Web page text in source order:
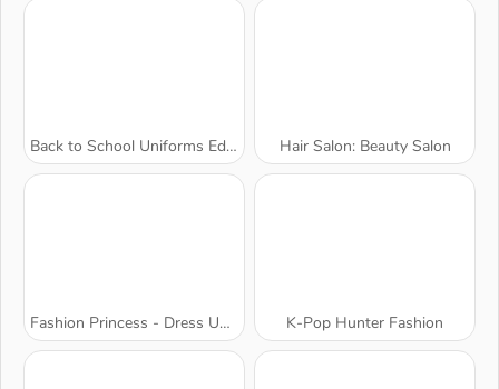
Back to School Uniforms Edition Hair Salon: Beauty Salon
Fashion Princess - Dress Up for Girls K-Pop Hunter Fashion